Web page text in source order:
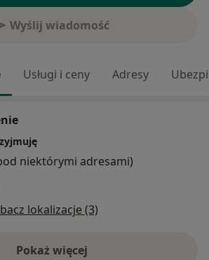
Wyślij wiadomość
Usługi i ceny Adresy
niektórymi adresami)
lokalizacje (3)
Pokaż więcej